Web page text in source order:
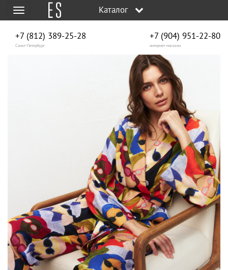
Меню Каталог
+7 (812) 389-25-28
Санкт-Петербург
+7 (904) 951‑22‑80
интернет-магазин